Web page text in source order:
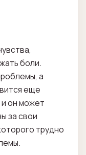
боли.
а
еще
и он может
за свои
трудно